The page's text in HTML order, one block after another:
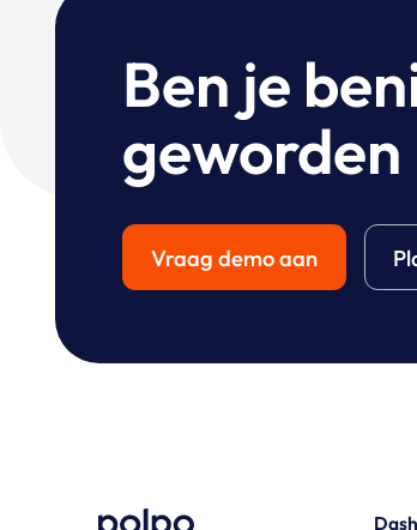
Ben je
geworden
Vraag demo aan